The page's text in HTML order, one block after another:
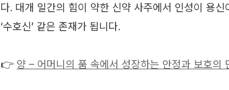
다. 대개 일간의 힘이 약한 신약 사주에서 인성이 용
‘수호신’ 같은 존재가 됩니다.
👉 양 – 어머니의 품 속에서 성장하는 안정과 보호의